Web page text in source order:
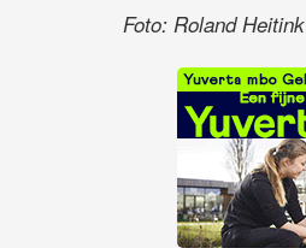
Foto: Roland Heitink